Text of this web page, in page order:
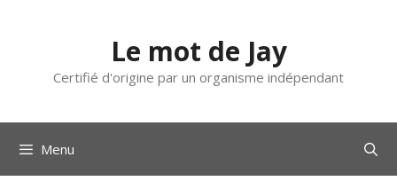
Le mot de Jay
Certifié d'origine par un organisme indépendant
Menu